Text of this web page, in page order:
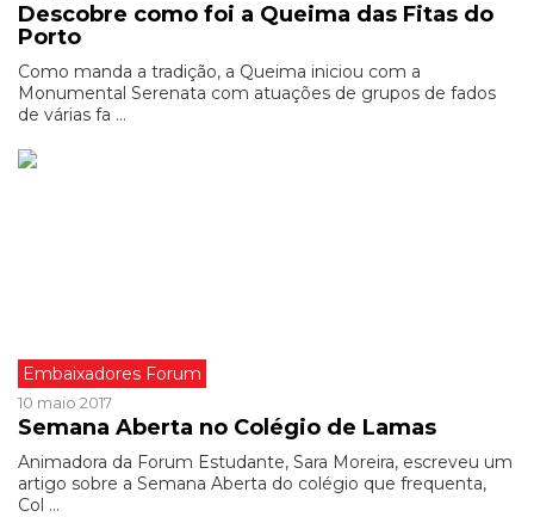
Descobre como foi a Queima das Fitas do
Porto
Como manda a tradição, a Queima iniciou com a
Monumental Serenata com atuações de grupos de fados
de várias fa ...
Embaixadores Forum
10 maio 2017
Semana Aberta no Colégio de Lamas
Animadora da Forum Estudante, Sara Moreira, escreveu um
artigo sobre a Semana Aberta do colégio que frequenta,
Col ...